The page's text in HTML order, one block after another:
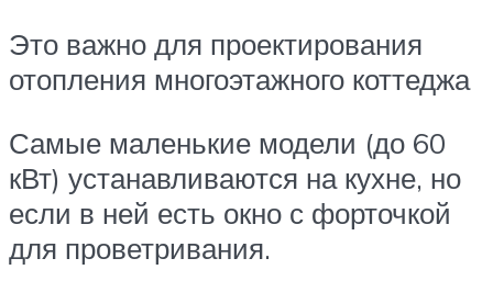
Это важно для проектирования
отопления многоэтажного коттеджа
Самые маленькие модели (до 60
кВт) устанавливаются на кухне, но
если в ней есть окно с форточкой
для проветривания.